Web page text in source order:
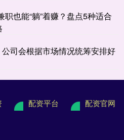
也能“躺”着赚？盘点5种适合
司会根据市场情况统筹安排好
配资平台 配资官网